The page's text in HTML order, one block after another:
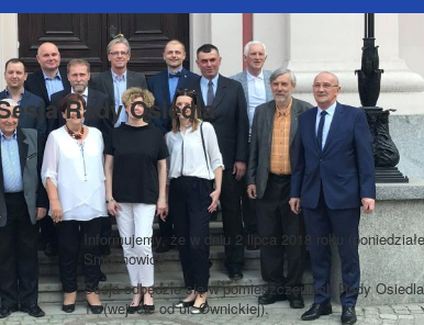
Rady Osiedla
Informujemy, że w dniu 2 lipca 2018 roku
Smochowice.
Sesja odbędzie się w pomieszczeniach Rady
1a (wejście od ul. Ownickiej).